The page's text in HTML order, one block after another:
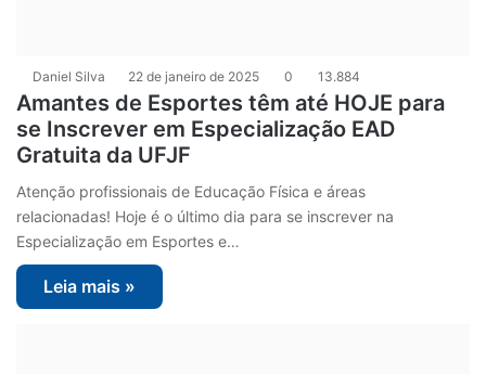
Daniel Silva 22 de janeiro de 2025 0 13.884
Amantes de Esportes têm até HOJE para
se Inscrever em Especialização EAD
Gratuita da UFJF
Atenção profissionais de Educação Física e áreas
relacionadas! Hoje é o último dia para se inscrever na
Especialização em Esportes e…
Leia mais »